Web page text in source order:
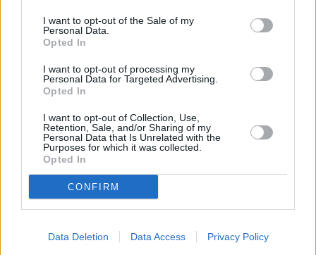
I want to opt-out of the Sale of my
Personal Data.
Opted In
I want to opt-out of processing my
Personal Data for Targeted Advertising.
Opted In
I want to opt-out of Collection, Use,
Retention, Sale, and/or Sharing of my
Personal Data that Is Unrelated with the
Purposes for which it was collected.
Opted In
CONFIRM
Data Deletion Data Access Privacy Policy
Bustamante,
Muchachito
Bombo Infierno
y el festival La
Tiñosa & Más
llenarán de
música Puerto
fin de semana